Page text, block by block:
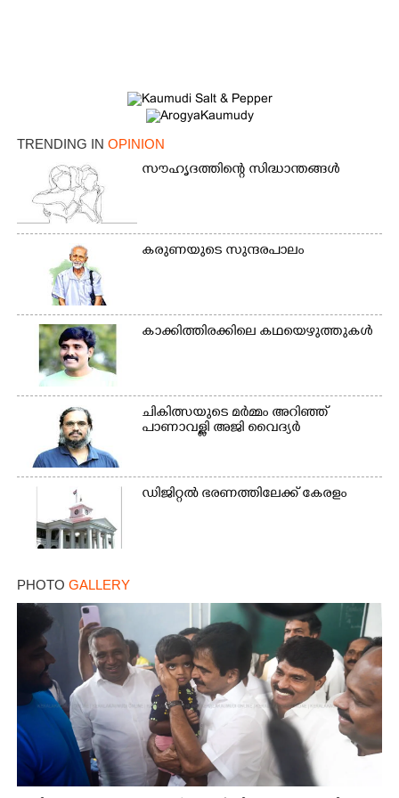
TRENDING IN OPINION
സൗഹൃദത്തിന്റെ സിദ്ധാന്തങ്ങൾ
കരുണയുടെ സുന്ദരപാലം
കാക്കിത്തിരക്കിലെ കഥയെഴുത്തുകൾ
ചികിത്സയുടെ മർമ്മം അറിഞ്ഞ്
പാണാവള്ളി അജി വൈദ്യർ
ഡിജിറ്റൽ ഭരണത്തിലേക്ക് കേരളം
PHOTO GALLERY